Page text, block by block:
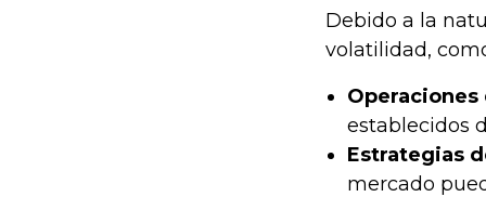
Debido a la
volatilidad,
Operaciones
establecidos
Estrategias
mercado